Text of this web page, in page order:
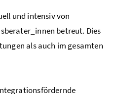
und intensiv von
betreut. Dies
als auch im gesamten